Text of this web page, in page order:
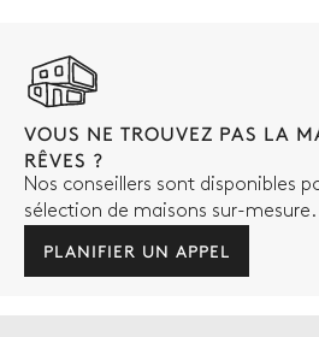
VOUS NE TROUVEZ PAS LA
RÊVES ?
Nos conseillers sont disponibles
sélection de maisons sur-mesure.
PLANIFIER UN APPEL